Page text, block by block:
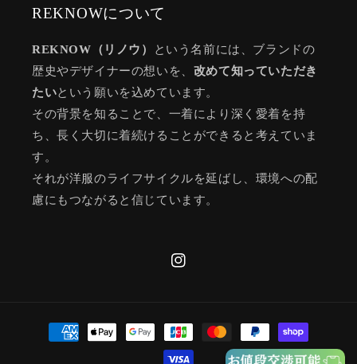
REKNOWについて
REKNOW（リノウ）
という名前には、ブランドの
歴史やデザイナーの想いを、 改めて知っていただき
たいという願いを込めています。
その背景を知ることで、一着により深く愛着を持
ち、長く大切に着続けることができると考えていま
す。
それが洋服のライフサイクルを延ばし、環境への配
慮にもつながると信じています。
Instagram